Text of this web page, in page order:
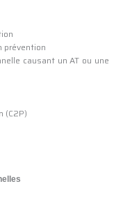
prévention
causant un AT ou une
(C2P)